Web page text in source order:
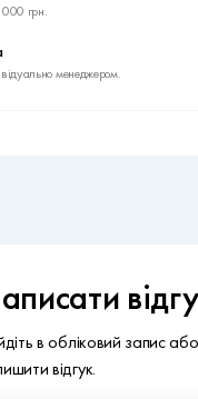
грн.
менеджером.
в обліковий запис
відгук.